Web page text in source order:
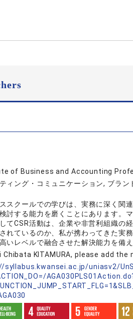
of Business and Accounting
ィング・コミュニケーション, ブラ
スクールでの学びは、実務に深く関
討する能力を磨くことにあります。
てCSR活動は、企業や非営利組織の
れているのか、私が携わってきた実
いレベルで融合させた解決能力を備
Chibata KITAMURA, please add
syllabus.kwansei.ac.jp/uniasv2/